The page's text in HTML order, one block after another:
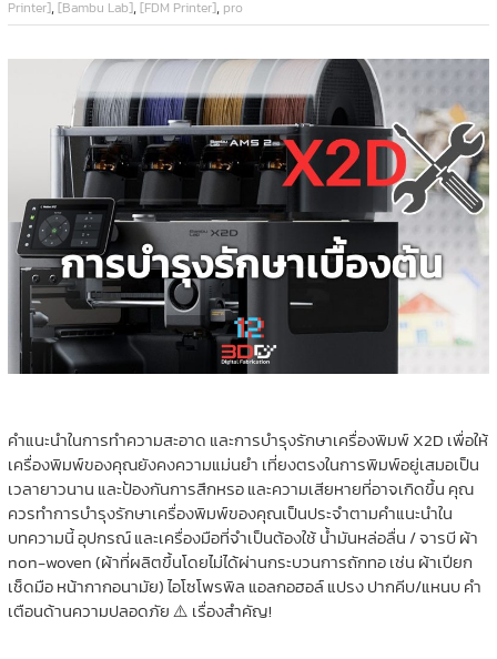
Printer],[Bambu Lab],[FDM Printer], pro
คำแนะนำในการทำความสะอาด และการบำรุงรักษาเครื่องพิมพ์ X2D เพื่อให้
เครื่องพิมพ์ของคุณยังคงความแม่นยำ เที่ยงตรงในการพิมพ์อยู่เสมอเป็น
เวลายาวนาน และป้องกันการสึกหรอ และความเสียหายที่อาจเกิดขึ้น คุณ
ควรทำการบำรุงรักษาเครื่องพิมพ์ของคุณเป็นประจำตามคำแนะนำใน
บทความนี้ อุปกรณ์ และเครื่องมือที่จำเป็นต้องใช้ น้ำมันหล่อลื่น / จารบี ผ้า
non-woven (ผ้าที่ผลิตขึ้นโดยไม่ได้ผ่านกระบวนการถักทอ เช่น ผ้าเปียก
เช็ดมือ หน้ากากอนามัย) ไอโซโพรพิล แอลกอฮอล์ แปรง ปากคีบ/แหนบ คำ
เตือนด้านความปลอดภัย ⚠️ เรื่องสำคัญ!